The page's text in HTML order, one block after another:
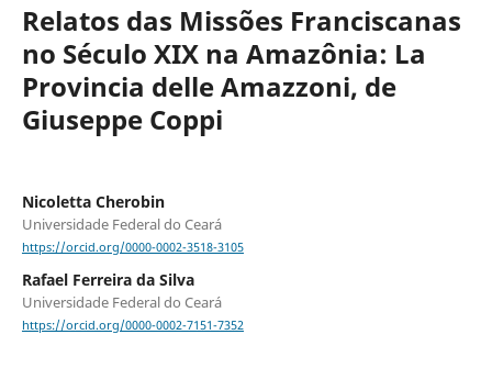
Relatos das Missões Franciscanas
no Século XIX na Amazônia: La
Provincia delle Amazzoni, de
Giuseppe Coppi
Nicoletta Cherobin
Universidade Federal do Ceará
https://orcid.org/0000-0002-3518-3105
Rafael Ferreira da Silva
Universidade Federal do Ceará
https://orcid.org/0000-0002-7151-7352